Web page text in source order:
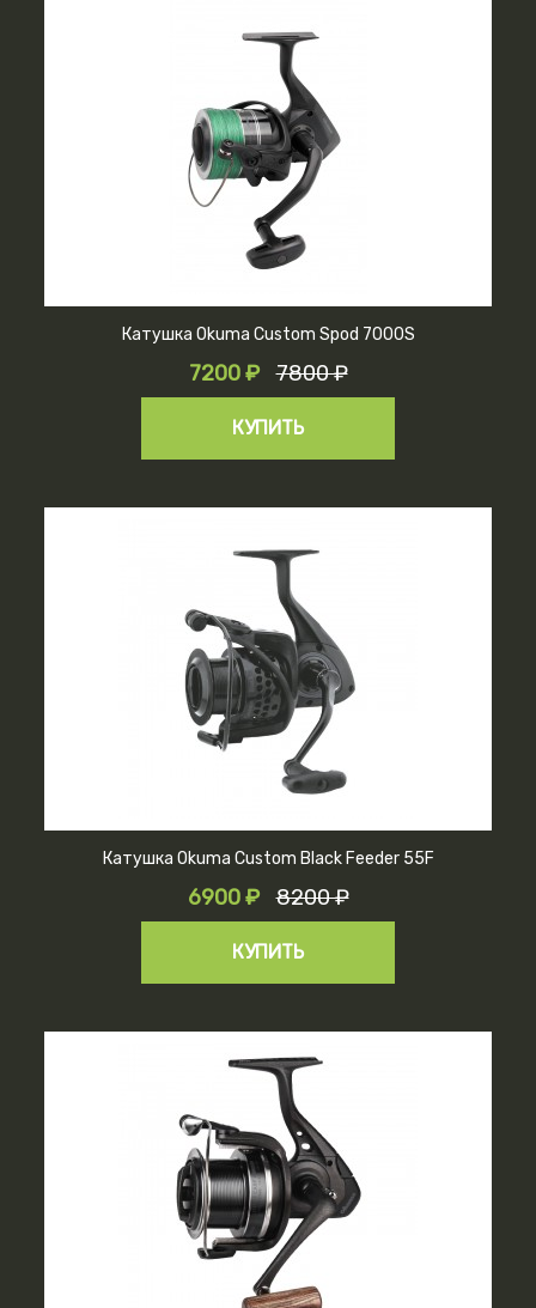
Катушка Okuma Custom Spod 7000S
7200 ₽ 7800 ₽
КУПИТЬ
Катушка Okuma Custom Black Feeder 55F
6900 ₽ 8200 ₽
КУПИТЬ